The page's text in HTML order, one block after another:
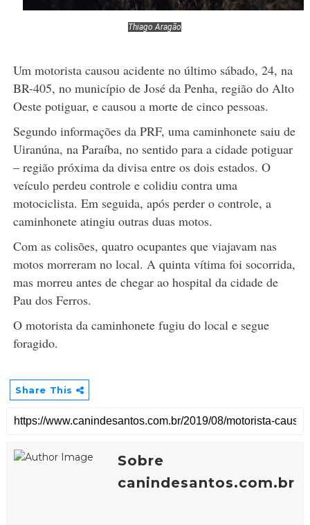
Thiago Aragão
Um motorista causou acidente no último sábado, 24, na
BR-405, no município de José da Penha, região do Alto
Oeste potiguar, e causou a morte de cinco pessoas.
Segundo informações da PRF, uma caminhonete saiu de
Uiranúna, na Paraíba, no sentido para a cidade potiguar
– região próxima da divisa entre os dois estados. O
veículo perdeu controle e colidiu contra uma
motociclista. Em seguida, após perder o controle, a
caminhonete atingiu outras duas motos.
Com as colisões, quatro ocupantes que viajavam nas
motos morreram no local. A quinta vítima foi socorrida,
mas morreu antes de chegar ao hospital da cidade de
Pau dos Ferros.
O motorista da caminhonete fugiu do local e segue
foragido.
Share This
Sobre
canindesantos.com.br